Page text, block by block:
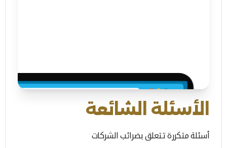
الأسئلة الشائعة
أسئلة متكررة تتعلق بضرائب الشركات